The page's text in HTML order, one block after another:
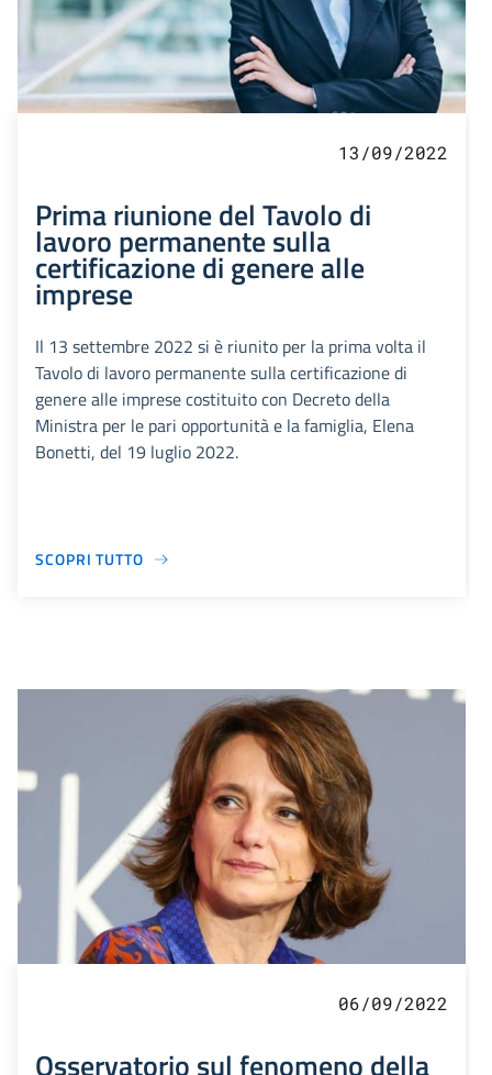
13/09/2022
Prima riunione del Tavolo di
lavoro permanente sulla
certificazione di genere alle
imprese
Il 13 settembre 2022 si è riunito per la prima volta il
Tavolo di lavoro permanente sulla certificazione di
genere alle imprese costituito con Decreto della
Ministra per le pari opportunità e la famiglia, Elena
Bonetti, del 19 luglio 2022.
SCOPRI TUTTO
06/09/2022
Osservatorio sul fenomeno della